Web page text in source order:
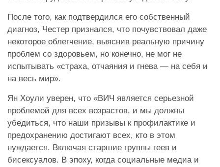
После того, как подтвердился его собственный
диагноз, Честер признался, что почувствовал даже
некоторое облегчение, выяснив реальную причину
проблем со здоровьем, но конечно, не мог не
испытывать «страха, отчаяния и гнева — на себя и
на весь мир».
Ян Хоули уверен, что «ВИЧ является серьезной
проблемой для всех возрастов, и мы должны
убедиться, что наши призывы к профилактике и
предохранению достигают всех, кто в этом
нуждается. Включая старшие группы геев и
бисексуалов. В эпоху, когда социальные медиа и